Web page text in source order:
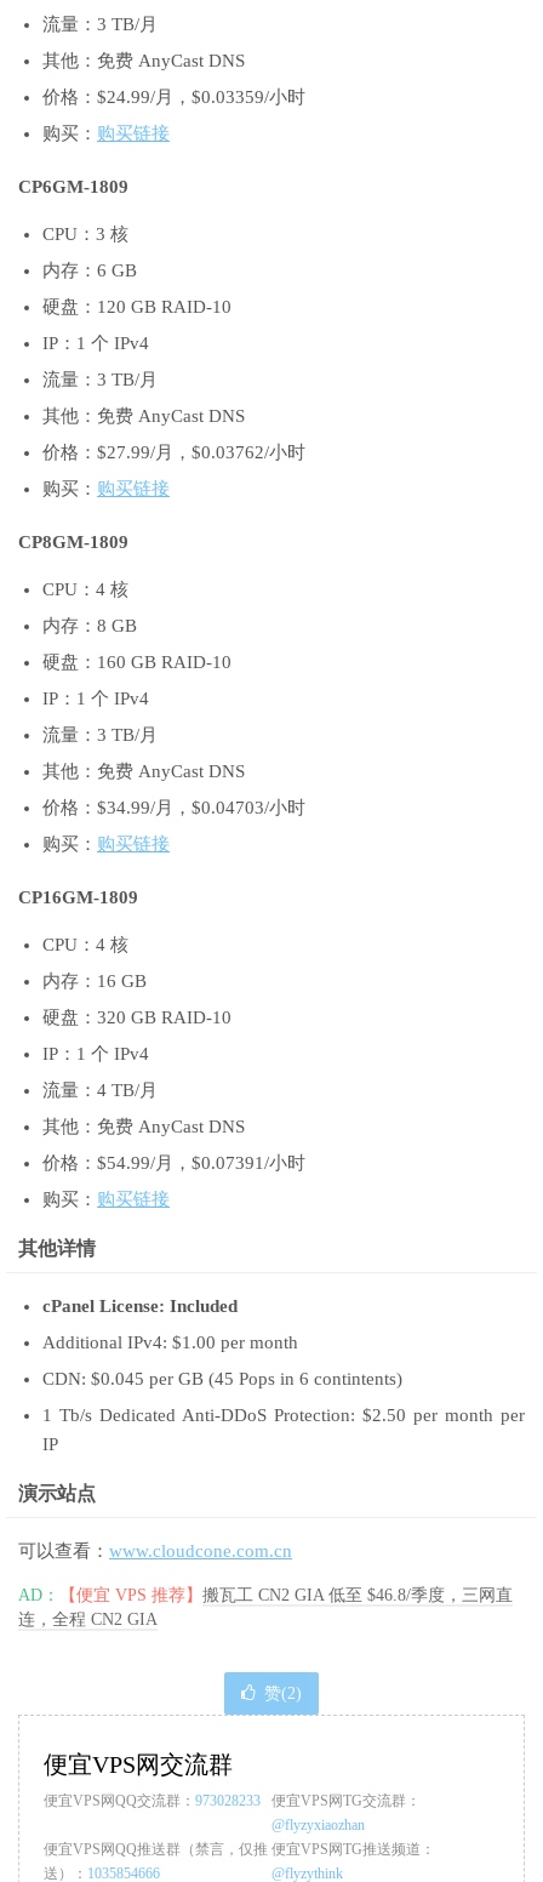
流量：3 TB/月
其他：免费 AnyCast DNS
价格：$24.99/月，$0.03359/小时
购买： 购买链接
CP6GM-1809
CPU：3 核
内存：6 GB
硬盘：120 GB RAID-10
IP：1 个 IPv4
流量：3 TB/月
其他：免费 AnyCast DNS
价格：$27.99/月，$0.03762/小时
购买： 购买链接
CP8GM-1809
CPU：4 核
内存：8 GB
硬盘：160 GB RAID-10
IP：1 个 IPv4
流量：3 TB/月
其他：免费 AnyCast DNS
价格：$34.99/月，$0.04703/小时
购买： 购买链接
CP16GM-1809
CPU：4 核
内存：16 GB
硬盘：320 GB RAID-10
IP：1 个 IPv4
流量：4 TB/月
其他：免费 AnyCast DNS
价格：$54.99/月，$0.07391/小时
购买： 购买链接
其他详情
cPanel License: Included
Additional IPv4: $1.00 per month
CDN: $0.045 per GB (45 Pops in 6 contintents)
1 Tb/s Dedicated Anti-DDoS Protection: $2.50 per month per
IP
演示站点
可以查看： www.cloudcone.com.cn
AD： 【便宜 VPS 推荐】 搬瓦工 CN2 GIA 低至 $46.8/季度，三网直
连，全程 CN2 GIA
赞(2)
便宜VPS网交流群
便宜VPS网QQ交流群： 973028233
便宜VPS网TG交流群：
@flyzyxiaozhan
便宜VPS网QQ推送群（禁言，仅推
送）： 1035854666
便宜VPS网TG推送频道：
@flyzythink